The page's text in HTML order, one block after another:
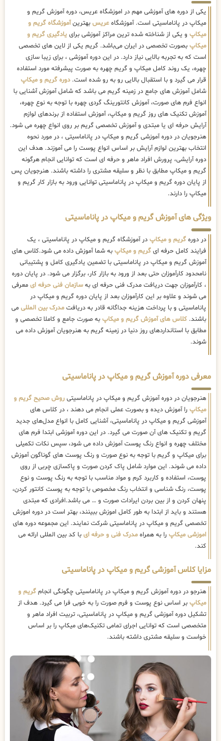
یکی از دوره های آموزشی مهم در اموزشگاه عریس، دوره آموزش گریم و
میکاپ در پاناماسیتی است. آموزشگاه عریس بهترینآموزشگاه گریم و
میکاپ و یکی از شناخته شده ترین مراکز آموزشی برای یادگیری گریم و
میکاپ بصورت تخصصی در ایران می‌باشد. گریم یکی از لاین های تخصصی
است که به تجربه بالایی نیاز دارد. در این دوره آموزشی ، برای زیبا سازی
چهره، یک روند کامل میکاپ و گریم چهره به صورت پیشرفته مورد استفاده
قرار می گیرد و با استقبال بالایی رو به رو شده است.دوره گریم و میکاپ
شامل آموزش های جامع در زمینه گریم می باشد که شامل آموزش آشنایی با
انواع فرم های صورت، آموزش کانتورینگ گردی چهره با توجه به نوع چهره،
آموزش تکنیک های روز گریم و میکاپ، آموزش استفاده از برندهای لوازم
آرایش حرفه ای یا مبتدی و آموزش تخصصی گریم بر روی انواع چهره می شود.
هنرجویان در دوره آموزشی گریم و میکاپ در پاناماسیتی ، در مورد نحوه
انتخاب بهترین لوازم آرایش بر اساس انواع پوست را می آموزند. هدف این
دوره آرایشی، پرورش افراد ماهر و حرفه ای است که توانایی انجام هرگونه
گریم و میکاپ مطابق با نظر و سلیقه مشتری را داشته باشند. هنرجویان پس
از پایان دوره گریم و میکاپ در پاناماسیتی توانایی ورود به بازار کار گریم و
میکاپ را دارند.
ویژگی های آموزش گریم و میکاپ در پاناماسیتی
در دوره گریم و میکاپ در آموزشگاه گریم و میکاپ در پاناماسیتی ، یک
فرایند کامل حرفه ای گریم و میکاپ به شما آموزش داده می شود.کلاس های
آموزش گریم و میکاپ در پاناماسیتی با تضمین یادگیری کامل و پشتیبانی
نامحدود کارآموزان حتی بعد از ورود به بازار کار، برگزار می شود. در پایان دوره
، کارآموزان جهت دریافت مدرک فنی حرفه ای بهسازمان فنی حرفه ای معرفی
می شوند و علاوه بر این کارآموزان بعد از پایان دوره گریم و میکاپ در
پاناماسیتی و با پرداخت هزینه جداگانه قادر به دریافت مدرک بین المللی می
باشند. کلاس های آموزش گریم و میکاپ به صورت جامع و کاملا تخصصی و
مطابق با استانداردهای روز دنیا در زمینه گریم به هنرجویان آموزش داده می
شوند.
معرفی دوره آموزش گریم و میکاپ در پاناماسیتی
هنرجویان در دوره آموزش گریم و میکاپ در پاناماسیتی روش صحیح گریم و
میکاپ را آموزش دیده و بصورت عملی انجام می دهند ، در کلاس های
آموزشی گریم و میکاپ در پاناماسیتی، آشنایی کامل با انواع مدل‌های جدید
گریم و تکنیک های آن صورت می گیرد. در این دوره آموزشی ابتدا فرم های
مختلف چهره و انواع رنگ پوست آموزش داده می شود، سپس نکات تکمیلی
برای میکاپ و گریم با توجه به نوع صورت و رنگ پوست های گوناگون آموزش
داده می شوند. این موارد شامل پاک کردن صورت و پاکسازی چربی از روی
پوست، استفاده و کاربرد کرم و مواد مناسب با توجه به رنگ پوست و نوع
پوست، رنگ شناسی و انتخاب رنگ مخصوص با توجه به پوست کانتور کردن،
پنهان کردن و از بین بردن ایرادات صورت و … می باشد.افرادی که مبتدی
هستند و باید از ابتدا به طور کامل اموزش ببینند، بهتر است در دوره اموزش
تخصصی گریم و میکاپ در پاناماسیتی شرکت نمایند. این مجموعه دوره های
اموزشی میکاپ را به همراه مدرک فنی و حرفه ای با کد بین المللی ارائه می
کند.
مزایا کلاس آموزشی گریم و میکاپ در پاناماسیتی
هنرجو در دوره آموزش گریم و میکاپ در پاناماسیتی چگونگی انجام گریم و
میکاپ بر اساس نوع پوست و فرم صورت را به خوبی فرا می گیرد. هدف از
تشکیل دوره آموزشی گریم و میکاپ در پاناماسیتی، تربیت افراد ماهر و
متخصصی است که توانایی اجرای تمامی تکنیک‌های میکاپ را بر اساس
خواست و سلیقه مشتری داشته باشند.